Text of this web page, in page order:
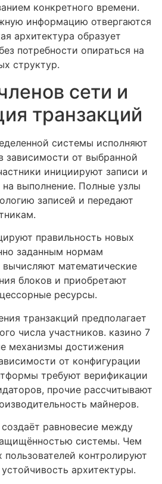
конкретного времени.
информацию отвергаются
архитектура образует
потребности опираться на
структур.
сети и
транзакций
системы исполняют
зависимости от выбранной
инициируют записи и
выполнение. Полные узлы
записей и передают
правильность новых
заданным нормам
математические
блоков и приобретают
ресурсы.
транзакций предполагает
числа участников. казино 7
механизмы достижения
от конфигурации
требуют верификации
прочие рассчитывают
майнеров.
равновесие между
системы. Чем
контролируют
архитектуры.